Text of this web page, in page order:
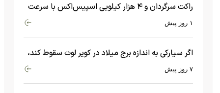
راکت سرگردان و ۴ هزار کیلویی اسپیس‌اکس با سرعت
هشت هزار و ۶۹۰ کیلومتر در ساعت به ماه برخورد کرد۱ روز پیش
اگر سیارکی به اندازه برج میلاد در کویر لوت سقوط کند،
چه اتفاقی می‌افتد؟
۷ روز پیش